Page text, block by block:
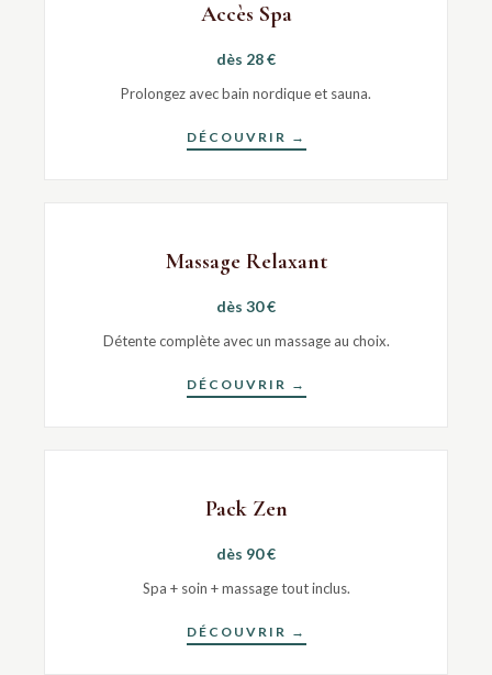
Accès Spa
dès 28 €
Prolongez avec bain nordique et sauna.
DÉCOUVRIR →
Massage Relaxant
dès 30 €
Détente complète avec un massage au choix.
DÉCOUVRIR →
Pack Zen
dès 90 €
Spa + soin + massage tout inclus.
DÉCOUVRIR →